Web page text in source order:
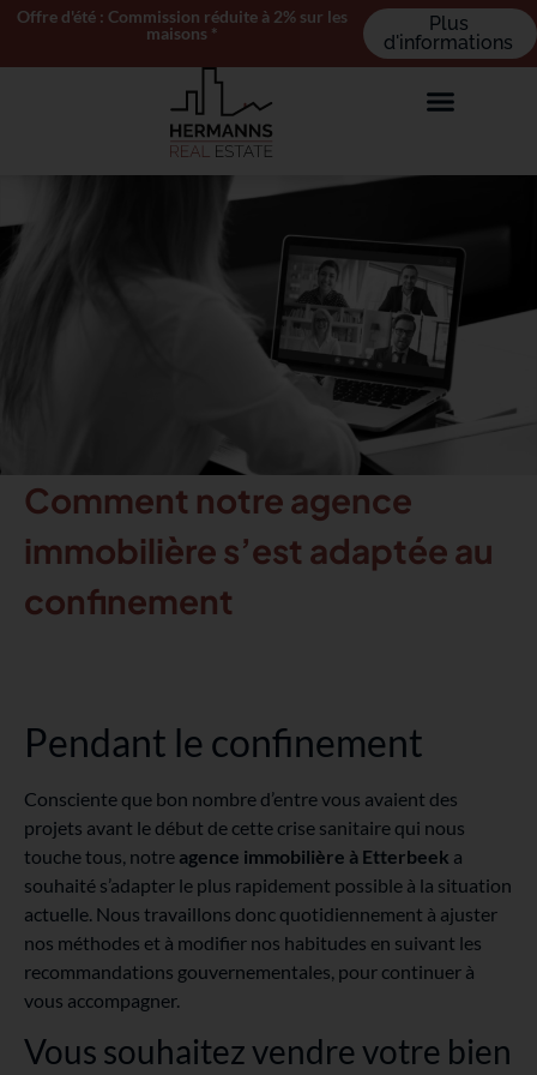
Offre d'été : Commission réduite à 2% sur les
maisons *
Plus
d'informations
Comment notre agence
immobilière s’est adaptée au
confinement
Pendant le confinement
Consciente que bon nombre d’entre vous avaient des
projets avant le début de cette crise sanitaire qui nous
touche tous, notre agence immobilière à Etterbeek a
souhaité s’adapter le plus rapidement possible à la situation
actuelle. Nous travaillons donc quotidiennement à ajuster
nos méthodes et à modifier nos habitudes en suivant les
recommandations gouvernementales, pour continuer à
vous accompagner.
Vous souhaitez vendre votre bien